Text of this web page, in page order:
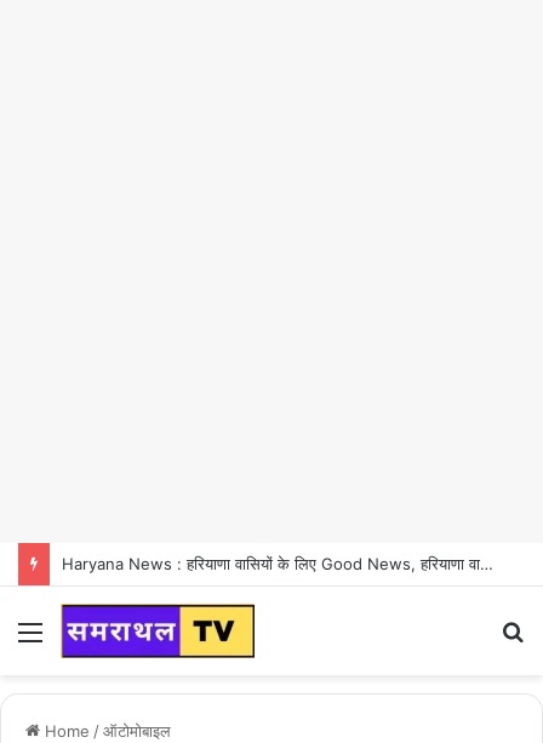
Haryana News : हरियाणा वासियों के लिए Good News, हरियाणा वासियों का गुरुग्राम में अपना घर लेने का सपना होगा साकार
Menu
Home /ऑटोमोबाइल